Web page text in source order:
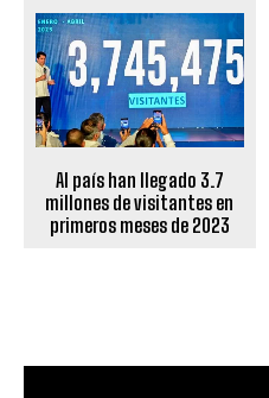
Al país han llegado 3.7
millones de visitantes en
primeros meses de 2023